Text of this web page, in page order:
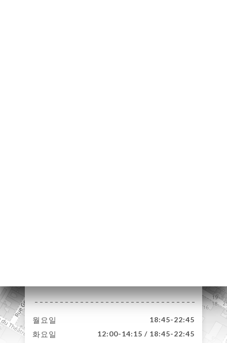
월요일 18:45-22:45
화요일 12:00-14:15 / 18:45-22:45